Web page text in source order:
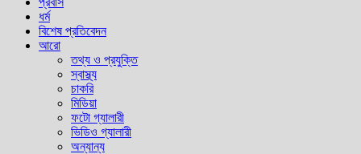
ধর্ম
বিশেষ প্রতিবেদন
আরো
তথ্য ও প্রযুক্তি
স্বাস্থ্য
চাকরি
মিডিয়া
ফটো গ্যালারী
ভিডিও গ্যালারী
অন্যান্য